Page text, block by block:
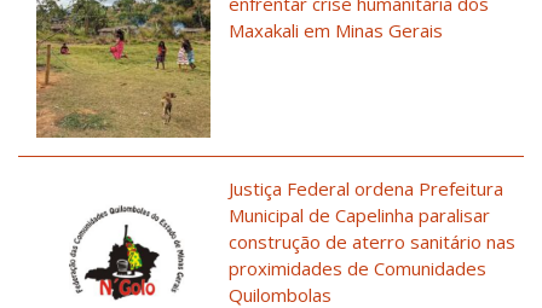
Maxakali em Minas Gerais
Justiça Federal ordena Prefeitura
Municipal de Capelinha paralisar
construção de aterro sanitário nas
proximidades de Comunidades
Quilombolas